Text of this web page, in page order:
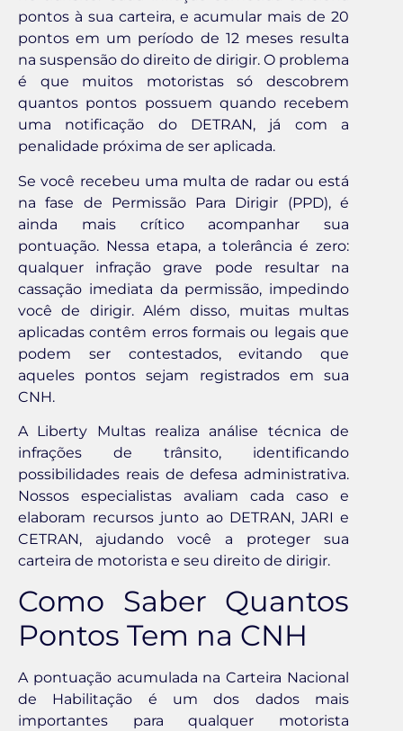
pontos à sua carteira, e acumular mais de 20
pontos em um período de 12 meses resulta
na suspensão do direito de dirigir. O problema
é que muitos motoristas só descobrem
quantos pontos possuem quando recebem
uma notificação do DETRAN, já com a
penalidade próxima de ser aplicada.
Se você recebeu uma multa de radar ou está
na fase de Permissão Para Dirigir (PPD), é
ainda mais crítico acompanhar sua
pontuação. Nessa etapa, a tolerância é zero:
qualquer infração grave pode resultar na
cassação imediata da permissão, impedindo
você de dirigir. Além disso, muitas multas
aplicadas contêm erros formais ou legais que
podem ser contestados, evitando que
aqueles pontos sejam registrados em sua
CNH.
A Liberty Multas realiza análise técnica de
infrações de trânsito, identificando
possibilidades reais de defesa administrativa.
Nossos especialistas avaliam cada caso e
elaboram recursos junto ao DETRAN, JARI e
CETRAN, ajudando você a proteger sua
carteira de motorista e seu direito de dirigir.
Como Saber Quantos
Pontos Tem na CNH
A pontuação acumulada na Carteira Nacional
de Habilitação é um dos dados mais
importantes para qualquer motorista